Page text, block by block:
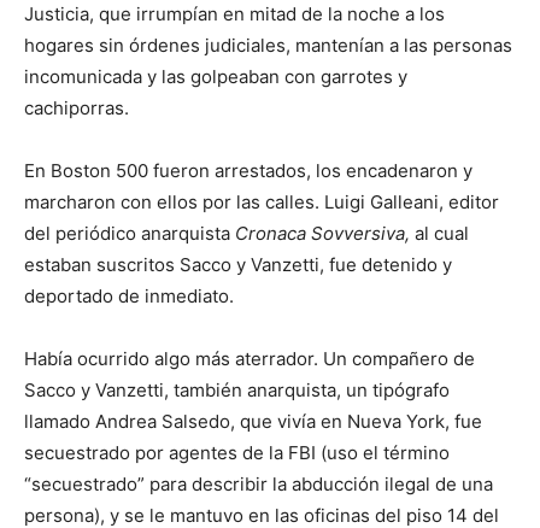
Justicia, que irrumpían en mitad de la noche a los
hogares sin órdenes judiciales, mantenían a las personas
incomunicada y las golpeaban con garrotes y
cachiporras.
En Boston 500 fueron arrestados, los encadenaron y
marcharon con ellos por las calles. Luigi Galleani, editor
del periódico anarquista Cronaca Sovversiva, al cual
estaban suscritos Sacco y Vanzetti, fue detenido y
deportado de inmediato.
Había ocurrido algo más aterrador. Un compañero de
Sacco y Vanzetti, también anarquista, un tipógrafo
llamado Andrea Salsedo, que vivía en Nueva York, fue
secuestrado por agentes de la FBI (uso el término
“secuestrado” para describir la abducción ilegal de una
persona), y se le mantuvo en las oficinas del piso 14 del